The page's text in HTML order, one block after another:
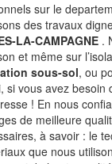
sur le
des travaux
LA-CAMPAGNE .
et même sur
sous-sol, ou
si vous avez besoin
! En nous
de meilleure
à savoir : le
que nous